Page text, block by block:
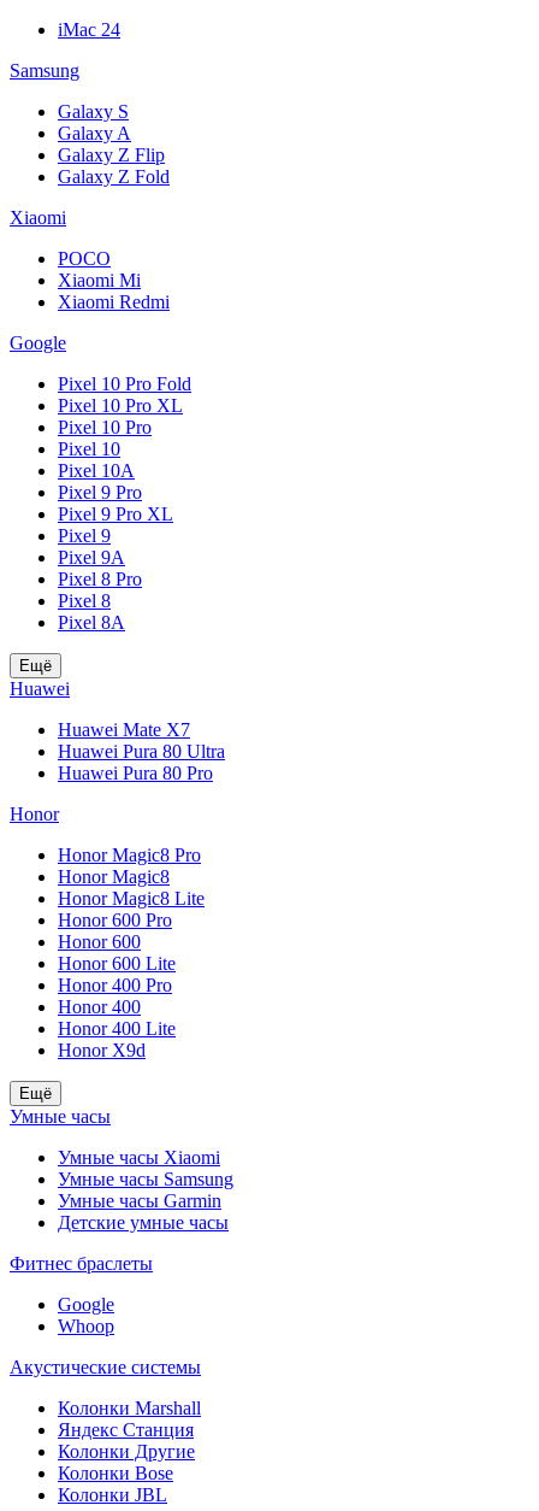
iMac 24
Samsung
Galaxy S
Galaxy A
Galaxy Z Flip
Galaxy Z Fold
Xiaomi
POCO
Xiaomi Mi
Xiaomi Redmi
Google
Pixel 10 Pro Fold
Pixel 10 Pro XL
Pixel 10 Pro
Pixel 10
Pixel 10A
Pixel 9 Pro
Pixel 9 Pro XL
Pixel 9
Pixel 9A
Pixel 8 Pro
Pixel 8
Pixel 8A
Ещё
Huawei
Huawei Mate X7
Huawei Pura 80 Ultra
Huawei Pura 80 Pro
Honor
Honor Magic8 Pro
Honor Magic8
Honor Magic8 Lite
Honor 600 Pro
Honor 600
Honor 600 Lite
Honor 400 Pro
Honor 400
Honor 400 Lite
Honor X9d
Ещё
Умные часы
Умные часы Xiaomi
Умные часы Samsung
Умные часы Garmin
Детские умные часы
Фитнес браслеты
Google
Whoop
Акустические системы
Колонки Marshall
Яндекс Станция
Колонки Другие
Колонки Bose
Колонки JBL